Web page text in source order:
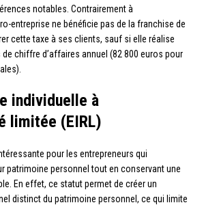
notables. Contrairement à
entreprise ne bénéficie pas de la franchise de
cette taxe à ses clients, sauf si elle réalise
chiffre d’affaires annuel (82 800 euros pour
individuelle à
limitée (EIRL)
pour les entrepreneurs qui
patrimoine personnel tout en conservant une
En effet, ce statut permet de créer un
distinct du patrimoine personnel, ce qui limite